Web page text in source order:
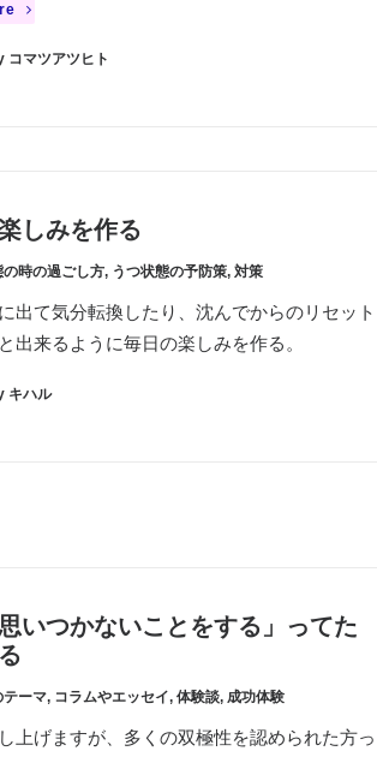
コマツアツヒト
しみを作る
の時の過ごし方, うつ状態の予防策, 対策
出て気分転換したり、沈んでからのリセット
出来るように毎日の楽しみを作る。
キハル
思いつかないことをする」ってた
テーマ, コラムやエッセイ, 体験談, 成功体験
上げますが、多くの双極性を認められた方っ